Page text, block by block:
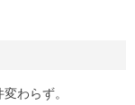
わらず。